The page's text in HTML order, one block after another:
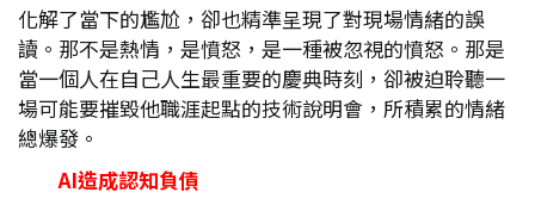
化解了當下的尷尬，卻也精準呈現了對現場情緒的誤
讀。那不是熱情，是憤怒，是一種被忽視的憤怒。那是
當一個人在自己人生最重要的慶典時刻，卻被迫聆聽一
場可能要摧毀他職涯起點的技術說明會，所積累的情緒
總爆發。
AI造成認知負債